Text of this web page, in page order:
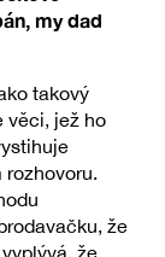
my dad
takový
věci, jež ho
rozhovoru.
že
že